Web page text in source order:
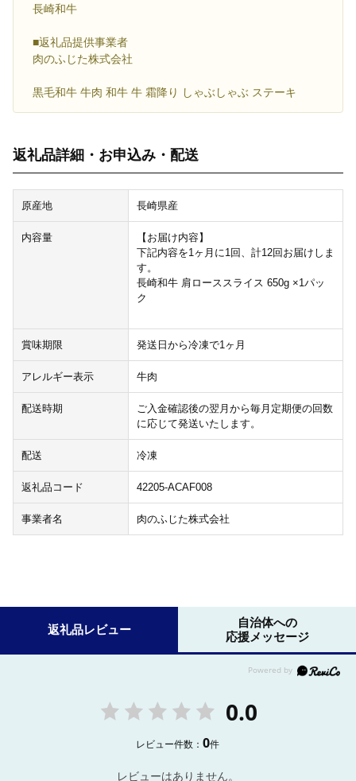
長崎和牛
■返礼品提供事業者
肉のふじた株式会社
黒毛和牛 牛肉 和牛 牛 霜降り しゃぶしゃぶ ステーキ
返礼品詳細・お申込み・配送
原産地 長崎県産
内容量
【お届け内容】
下記内容を1ヶ月に1回、計12回お届けしま
す。
長崎和牛 肩ローススライス 650g ×1パッ
ク
賞味期限 発送日から冷凍で1ヶ月
アレルギー表示 牛肉
配送時期
ご入金確認後の翌月から毎月定期便の回数
に応じて発送いたします。
配送 冷凍
返礼品コード 42205-ACAF008
事業者名 肉のふじた株式会社
返礼品レビュー
自治体への
応援メッセージ
0.0
レビュー件数：0件
レビューはありません。